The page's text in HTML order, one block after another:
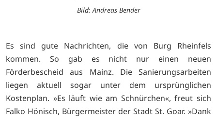
Bild: Andreas Bender
Es sind gute Nachrichten, die von Burg Rheinfels
kommen. So gab es nicht nur einen neuen
Förderbescheid aus Mainz. Die Sanierungsarbeiten
liegen aktuell sogar unter dem ursprünglichen
Kostenplan. »Es läuft wie am Schnürchen«, freut sich
Falko Hönisch, Bürgermeister der Stadt St. Goar. »Dank